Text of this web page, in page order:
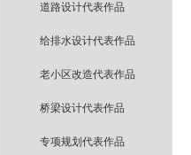
道路设计代表作品
给排水设计代表作品
老小区改造代表作品
桥梁设计代表作品
专项规划代表作品